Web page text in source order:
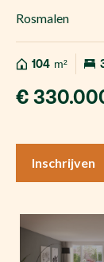
Rosmalen
104 m²
€
Inschrijven